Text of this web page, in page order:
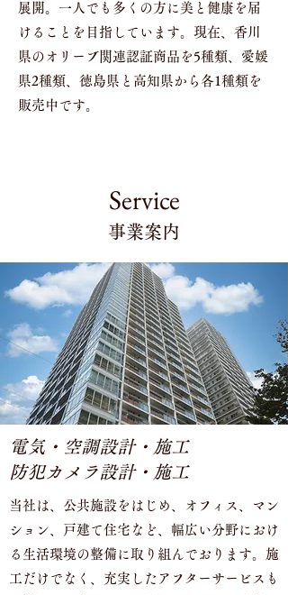
展開。一人でも多くの方に美と健康を届
けることを目指しています。現在、香川
県のオリーブ関連認証商品を5種類、愛媛
県2種類、徳島県と高知県から各1種類を
販売中です。
Service
事業案内
電気・空調設計・施工
​防犯カメラ設計・施工
当社は、公共施設をはじめ、オフィス、マン
ション、戸建て住宅など、幅広い分野におけ
る生活環境の整備に取り組んでおります。施
工だけでなく、充実したアフターサービスも